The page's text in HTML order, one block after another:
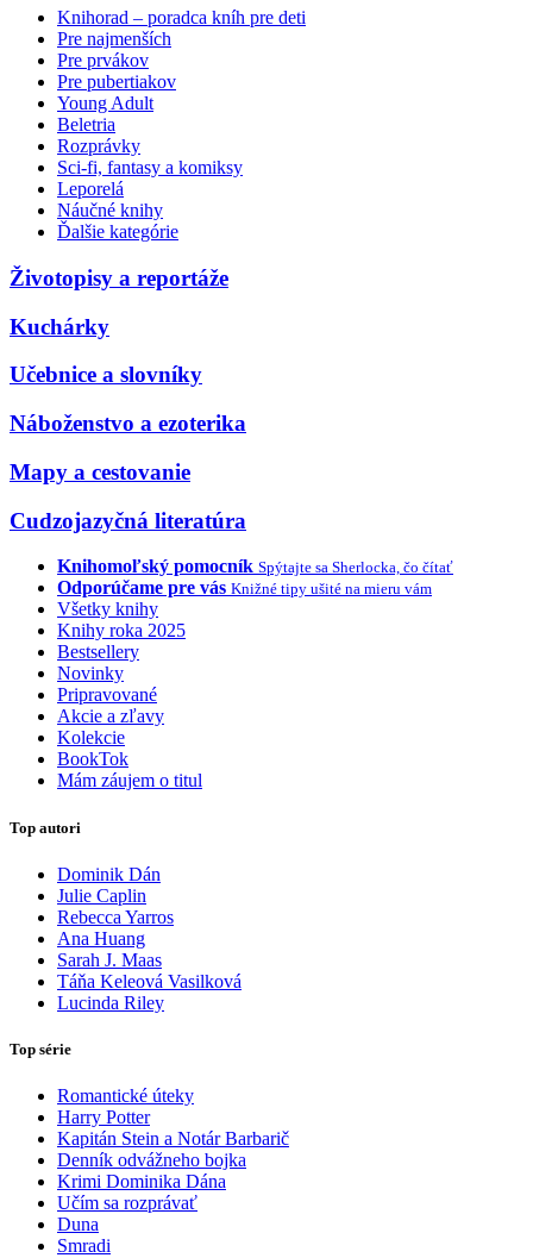
Knihorad – poradca kníh pre deti
Pre najmenších
Pre prvákov
Pre pubertiakov
Young Adult
Beletria
Rozprávky
Sci-fi, fantasy a komiksy
Leporelá
Náučné knihy
Ďalšie kategórie
Životopisy a reportáže
Kuchárky
Učebnice a slovníky
Náboženstvo a ezoterika
Mapy a cestovanie
Cudzojazyčná literatúra
Knihomoľský pomocník Spýtajte sa Sherlocka, čo čítať
Odporúčame pre vás Knižné tipy ušité na mieru vám
Všetky knihy
Knihy roka 2025
Bestsellery
Novinky
Pripravované
Akcie a zľavy
Kolekcie
BookTok
Mám záujem o titul
Top autori
Dominik Dán
Julie Caplin
Rebecca Yarros
Ana Huang
Sarah J. Maas
Táňa Keleová Vasilková
Lucinda Riley
Top série
Romantické úteky
Harry Potter
Kapitán Stein a Notár Barbarič
Denník odvážneho bojka
Krimi Dominika Dána
Učím sa rozprávať
Duna
Smradi